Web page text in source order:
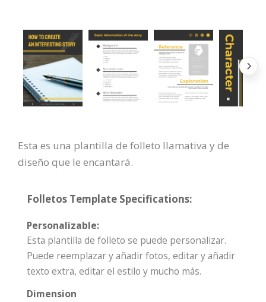
Esta es una plantilla de folleto llamativa y de
diseño que le encantará.
Folletos Template Specifications:
Personalizable:
Esta plantilla de folleto se puede personalizar.
Puede reemplazar y añadir fotos, editar y añadir
texto extra, editar el estilo y mucho más.
Dimension